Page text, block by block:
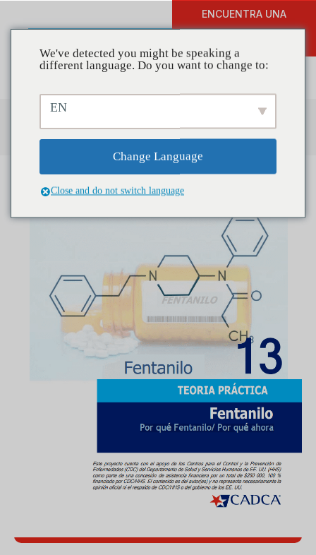
ENCUENTRA UNA
Centro de recursos
We've detected you might be speaking a
different language. Do you want to change to:
EN
Change Language
Close and do not switch language